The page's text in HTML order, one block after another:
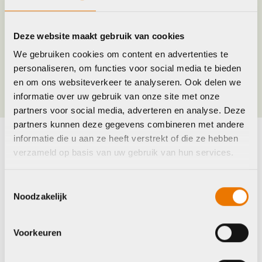
Deze website maakt gebruik van cookies
We gebruiken cookies om content en advertenties te
personaliseren, om functies voor social media te bieden
en om ons websiteverkeer te analyseren. Ook delen we
informatie over uw gebruik van onze site met onze
partners voor social media, adverteren en analyse. Deze
partners kunnen deze gegevens combineren met andere
informatie die u aan ze heeft verstrekt of die ze hebben
verzameld op basis van uw gebruik van hun services.
Noodzakelijk
Voorkeuren
Merk
Kleur Bruin
Maak je fiets compleet
BBB